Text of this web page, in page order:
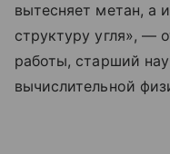
вытесняет метан, а
структуру угля», —
работы, старший
вычислительной